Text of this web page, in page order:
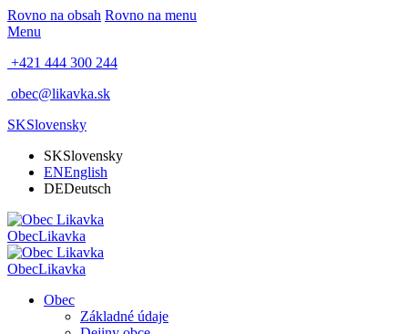
Rovno na obsah Rovno na menu
Menu
+421 444 300 244
obec@likavka.sk
SKSlovensky
SKSlovensky
ENEnglish
DEDeutsch
ObecLikavka
ObecLikavka
Obec
Základné údaje